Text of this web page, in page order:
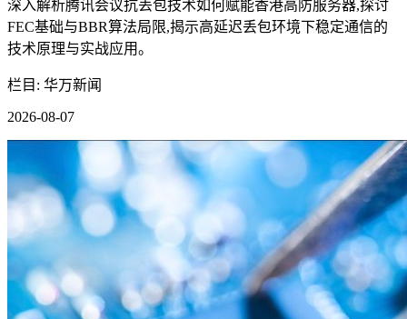
深入解析腾讯会议抗丢包技术如何赋能香港高防服务器,探讨
FEC基础与BBR算法局限,揭示高延迟丢包环境下稳定通信的
技术原理与实战应用。
栏目: 华万新闻
2026-08-07